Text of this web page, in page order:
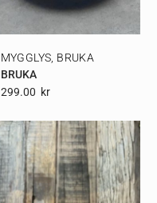
MYGGLYS, BRUKA
BRUKA
299.00 Kr